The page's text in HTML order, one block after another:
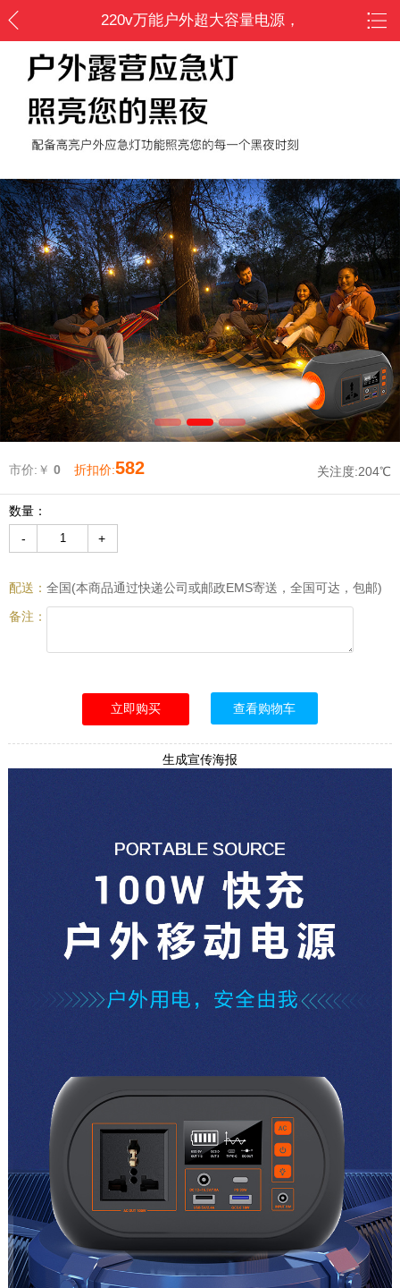
220v万能户外超大容量电源，
100W快充移动电源/户外游玩
市价:￥ 0 折扣价:582 关注度:204℃
数量：
-
+
配送： 全国(本商品通过快递公司或邮政EMS寄送，全国可达，包邮)
备注：
查看购物车
生成宣传海报